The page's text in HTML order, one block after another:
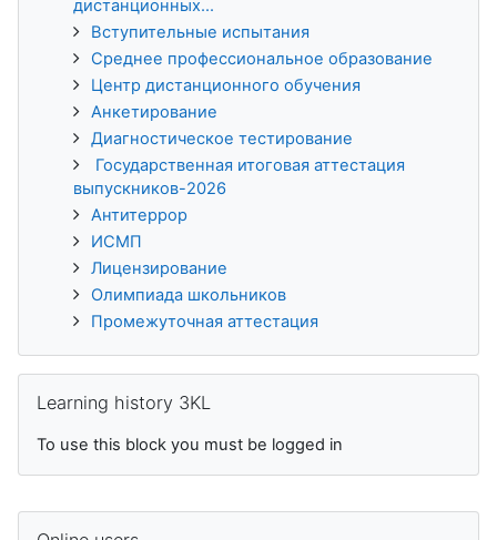
дистанционных...
Вступительные испытания
Среднее профессиональное образование
Центр дистанционного обучения
Анкетирование
Диагностическое тестирование
Государственная итоговая аттестация
выпускников-2026
Антитеррор
ИСМП
Лицензирование
Олимпиада школьников
Промежуточная аттестация
Learning history 3KL
To use this block you must be logged in